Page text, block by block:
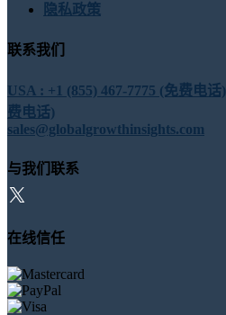
隐私政策
联系我们
USA : +1 (855) 467-7775 (免费电话)
费电话)
sales@globalgrowthinsights.com
与我们联系
在线信任